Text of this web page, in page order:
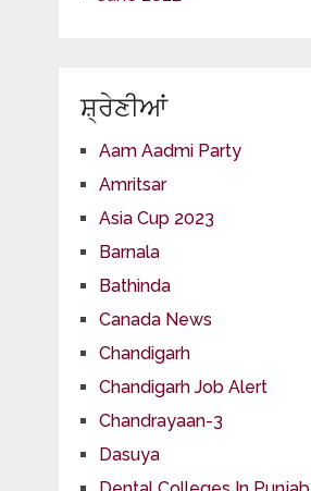
ਸ਼੍ਰੇਣੀਆਂ
Aam Aadmi Party
Amritsar
Asia Cup 2023
Barnala
Bathinda
Canada News
Chandigarh
Chandigarh Job Alert
Chandrayaan-3
Dasuya